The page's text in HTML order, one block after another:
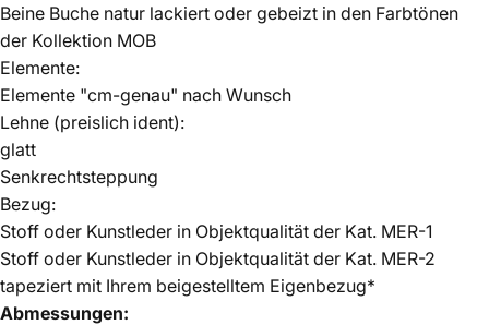
Beine Buche natur lackiert oder gebeizt in den Farbtönen
der Kollektion MOB
Elemente:
Elemente "cm-genau" nach Wunsch
Lehne (preislich ident):
glatt
Senkrechtsteppung
Bezug:
Stoff oder Kunstleder in Objektqualität der Kat. MER-1
Stoff oder Kunstleder in Objektqualität der Kat. MER-2
tapeziert mit Ihrem beigestelltem Eigenbezug*
Abmessungen: